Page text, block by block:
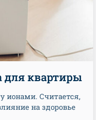
для квартиры
ионами. Считается,
на здоровье